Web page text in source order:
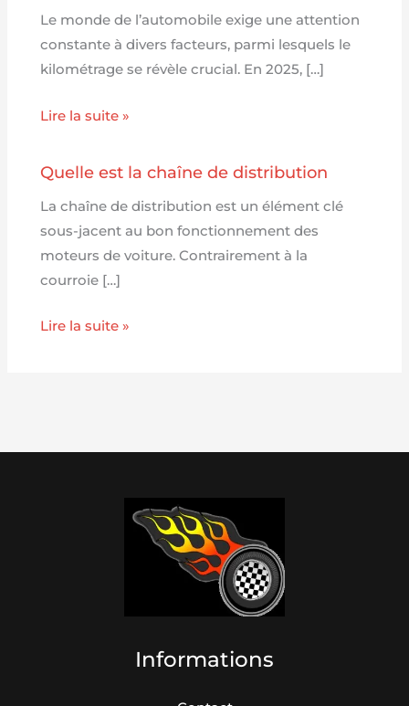
Le monde de l’automobile exige une attention
constante à divers facteurs, parmi lesquels le
kilométrage se révèle crucial. En 2025, […]
Lire la suite »
Quelle est la chaîne de distribution
La chaîne de distribution est un élément clé
sous-jacent au bon fonctionnement des
moteurs de voiture. Contrairement à la
courroie […]
Lire la suite »
Informations